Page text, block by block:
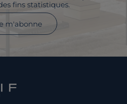
fins statistiques.
m'abonne